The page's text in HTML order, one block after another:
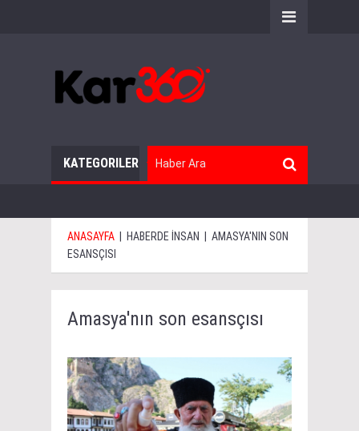
KATEGORILER
ANASAYFA | HABERDE İNSAN | AMASYA'NIN SON
ESANSÇISI
Amasya'nın son esansçısı